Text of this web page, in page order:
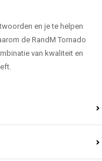
en je te helpen
de RandM Tornado
van kwaliteit en